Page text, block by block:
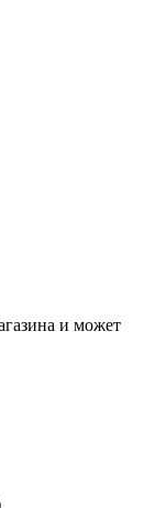
и может